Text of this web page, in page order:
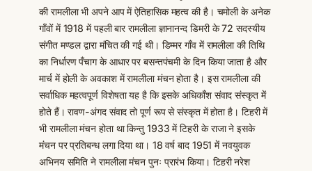
की रामलीला भी अपने आप में ऐतिहासिक महत्व की है। चमोली के अनेक
गाँवों में 1918 में पहली बार रामलीला ज्ञानानन्द डिमरी के 72 सदस्यीय
संगीत मण्डल द्वारा मंचित की गई थी। डिम्मर गाँव में रामलीला की तिथि
का निर्धारण पँचाग के आधार पर बसन्तपंचमी के दिन किया जाता है और
मार्च में होली के अवकाश में रामलीला मंचन होता है। इस रामलीला की
सर्वाधिक महत्वपूर्ण विशेषता यह है कि इसके अधिकाँश संवाद संस्कृत में
होते हैं। रावण-अंगद संवाद तो पूर्ण रूप से संस्कृत में होता है। टिहरी में
भी रामलीला मंचन होता था किन्तु 1933 में टिहरी के राजा ने इसके
मंचन पर प्रतिबन्ध लगा दिया था। 18 वर्ष बाद 1951 में नवयुवक
अभिनय समिति ने रामलीला मंचन पुनः प्रारंभ किया। टिहरी नरेश